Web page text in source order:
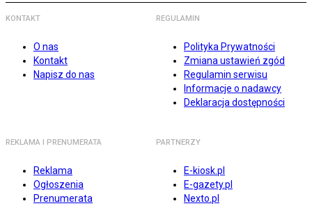
KONTAKT
O nas
Kontakt
Napisz do nas
REGULAMIN
Polityka Prywatności
Zmiana ustawień zgód
Regulamin serwisu
Informacje o nadawcy
Deklaracja dostępności
REKLAMA I PRENUMERATA
Reklama
Ogłoszenia
Prenumerata
PARTNERZY
E-kiosk.pl
E-gazety.pl
Nexto.pl